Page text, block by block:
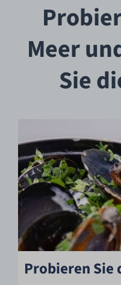
Meer
Sie
Probieren Sie